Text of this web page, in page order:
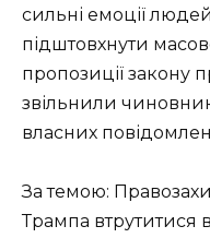
сильні емоції
підштовхнути
пропозиції закону
звільнили
власних
За темою:
Трампа втрутитися